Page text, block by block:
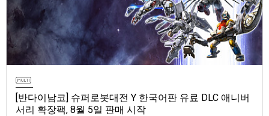
[반다이남코] 슈퍼로봇대전 Y 한국어판 유료 DLC 애니버
서리 확장팩, 8월 5일 판매 시작